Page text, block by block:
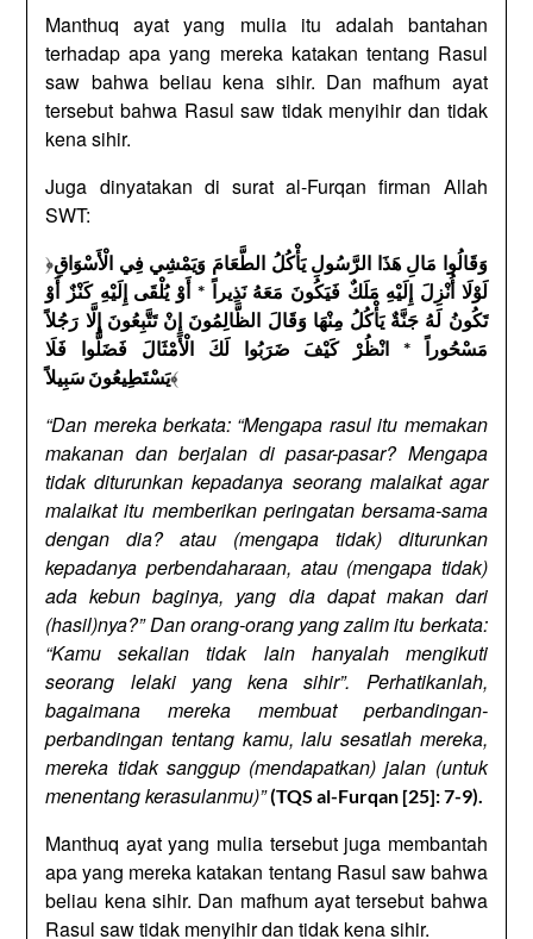
Manthuq ayat yang mulia itu adalah bantahan
terhadap apa yang mereka katakan tentang Rasul
saw bahwa beliau kena sihir. Dan mafhum ayat
tersebut bahwa Rasul saw tidak menyihir dan tidak
kena sihir.
Juga dinyatakan di surat al-Furqan firman Allah
SWT:
﴿وَقَالُوا مَالِ هَذَا الرَّسُولِ يَأْكُلُ الطَّعَامَ وَيَمْشِي فِي الْأَسْوَاقِ
لَوْلَا أُنْزِلَ إِلَيْهِ مَلَكٌ فَيَكُونَ مَعَهُ نَذِيراً * أَوْ يُلْقَى إِلَيْهِ كَنْزٌ أَوْ
تَكُونُ لَهُ جَنَّةٌ يَأْكُلُ مِنْهَا وَقَالَ الظَّالِمُونَ إِنْ تَتَّبِعُونَ إِلَّا رَجُلاً
مَسْحُوراً * انْظُرْ كَيْفَ ضَرَبُوا لَكَ الْأَمْثَالَ فَضَلُّوا فَلَا
يَسْتَطِيعُونَ سَبِيلاً﴾
“Dan mereka berkata: “Mengapa rasul itu memakan
makanan dan berjalan di pasar-pasar? Mengapa
tidak diturunkan kepadanya seorang malaikat agar
malaikat itu memberikan peringatan bersama-sama
dengan dia? atau (mengapa tidak) diturunkan
kepadanya perbendaharaan, atau (mengapa tidak)
ada kebun baginya, yang dia dapat makan dari
(hasil)nya?” Dan orang-orang yang zalim itu berkata:
“Kamu sekalian tidak lain hanyalah mengikuti
seorang lelaki yang kena sihir”. Perhatikanlah,
bagaimana mereka membuat perbandingan-
perbandingan tentang kamu, lalu sesatlah mereka,
mereka tidak sanggup (mendapatkan) jalan (untuk
menentang kerasulanmu)”(TQS al-Furqan [25]: 7-9).
Manthuq ayat yang mulia tersebut juga membantah
apa yang mereka katakan tentang Rasul saw bahwa
beliau kena sihir. Dan mafhum ayat tersebut bahwa
Rasul saw tidak menyihir dan tidak kena sihir.